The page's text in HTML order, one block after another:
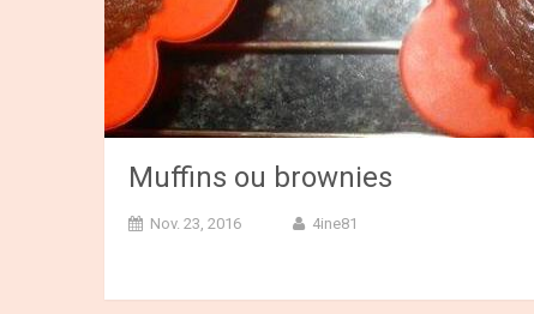
Muffins ou brownies
Nov. 23, 2016 4ine81